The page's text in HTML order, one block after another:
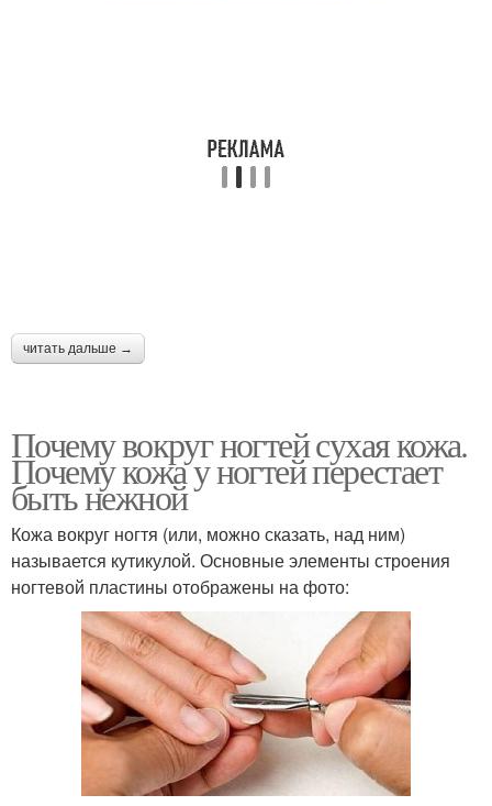
читать дальше →
Почему вокруг ногтей сухая кожа.
Почему кожа у ногтей перестает
быть нежной
Кожа вокруг ногтя (или, можно сказать, над ним)
называется кутикулой. Основные элементы строения
ногтевой пластины отображены на фото: